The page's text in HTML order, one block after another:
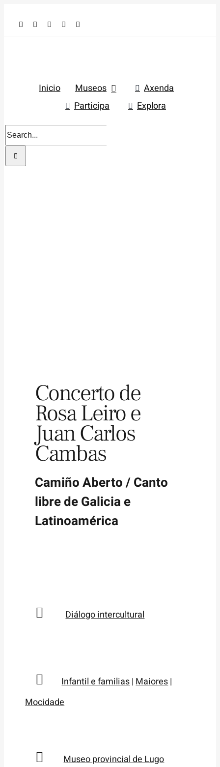
Inicio Museos
Axenda
Participa
Explora
Search
for:
Concerto de
Rosa Leiro e
Juan Carlos
Cambas
Camiño Aberto / Canto
libre de Galicia e
Latinoamérica
Diálogo intercultural
Infantil e familias|Maiores|
Mocidade
Museo provincial de Lugo